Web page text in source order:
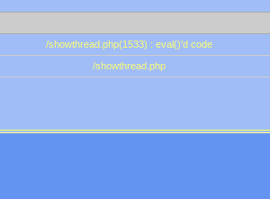
/showthread.php(1533) : eval()'d code
/showthread.php